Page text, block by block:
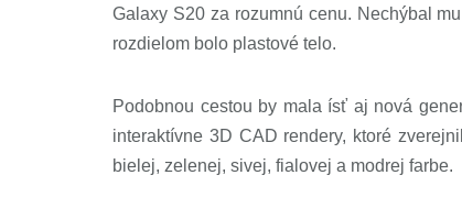
Galaxy S20 za rozumnú cenu. Nechýbal
rozdielom bolo plastové telo.
Podobnou cestou by mala ísť aj nová
interaktívne 3D CAD rendery, ktoré
bielej, zelenej, sivej, fialovej a modrej farbe.